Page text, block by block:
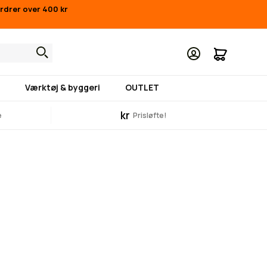
over 400 kr
Min
Værktøj & byggeri OUTLET
kr Prisløfte!